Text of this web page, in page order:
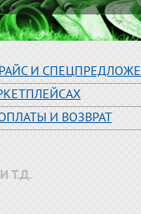
И
И ВОЗВРАТ
Т.Д.